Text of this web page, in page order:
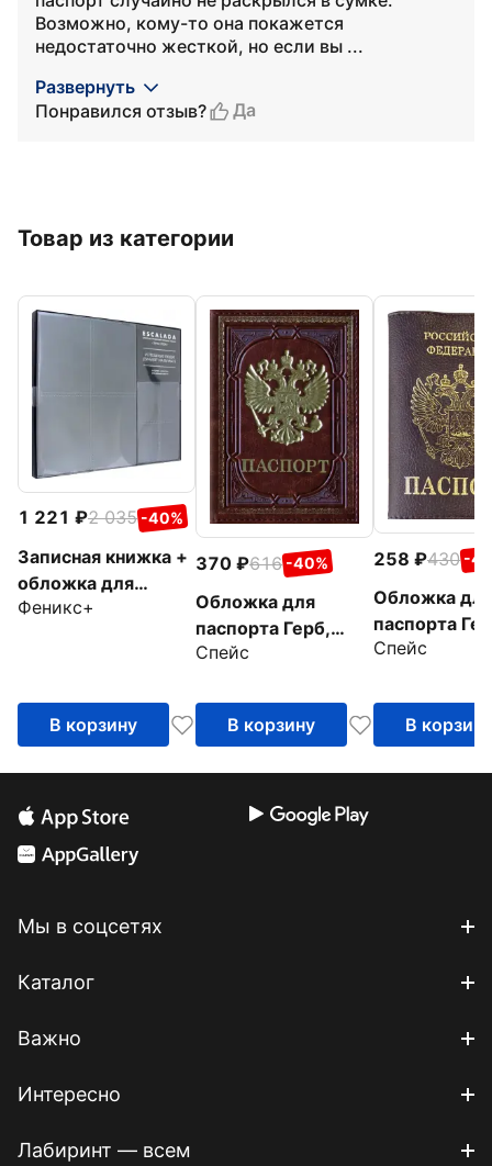
Возможно, кому-то она покажется
недостаточно жесткой, но если вы ...
Развернуть
Понравился отзыв?
Да
Товар из категории
1 221 2 035 -40%
Записная книжка +
обложка для
паспорта Сариф,
Феникс+
В корзину
370 616 -40%
Обложка для
паспорта Герб,
коричневая
Спейс
В корзину
258 430 -
Обложка для
паспорта
бордовая
Спейс
В корзину
Мы в соцсетях
Каталог
Важно
Интересно
Лабиринт — всем